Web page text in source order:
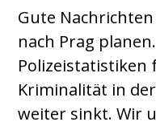
Gute
nach Prag
Polizeistatistiken
Kriminalität in
weiter sinkt. Wir